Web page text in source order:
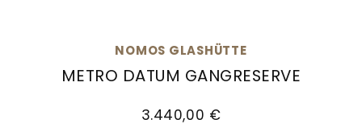
NOMOS GLASHÜTTE
METRO DATUM GANGRESERVE
3.440,00 €